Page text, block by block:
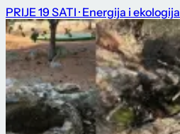
PRIJE 19 SATI · Energija i ekologija